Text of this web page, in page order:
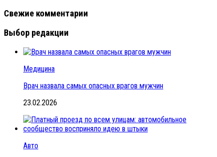
Свежие комментарии
Выбор редакции
Медицина
Врач назвала самых опасных врагов мужчин
23.02.2026
Авто